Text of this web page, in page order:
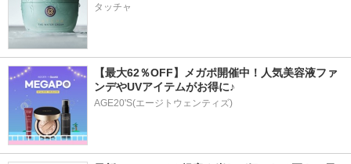
タッチャ
【最大62％OFF】メガポ開催中！人気美容液ファ
ンデやUVアイテムがお得に♪
AGE20'S(エージトウェンティズ)